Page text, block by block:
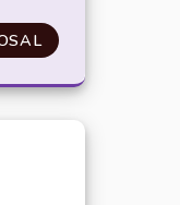
MOBILE
CRÉATION